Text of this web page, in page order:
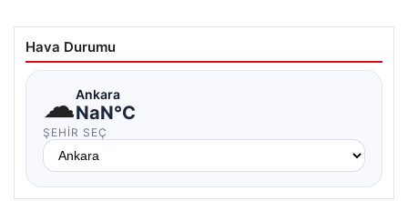
Hava Durumu
☁Ankara
NaN°C
ŞEHIR SEÇ